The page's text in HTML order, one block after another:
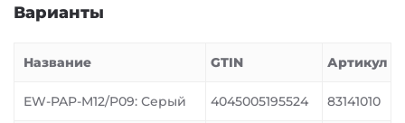
Варианты
Название GTIN Артикул
EW-PAP-M12/P09: Серый 4045005195524 83141010